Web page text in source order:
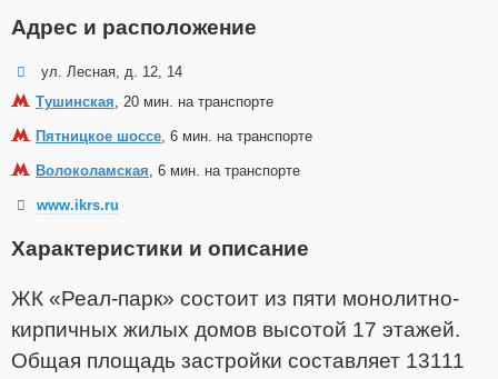
Адрес и расположение
ул. Лесная, д. 12, 14
Тушинская, 20 мин. на транспорте
Пятницкое шоссе, 6 мин. на транспорте
Волоколамская, 6 мин. на транспорте
www.ikrs.ru
Характеристики и описание
ЖК «Реал-парк» состоит из пяти монолитно-
кирпичных жилых домов высотой 17 этажей.
Общая площадь застройки составляет 13111